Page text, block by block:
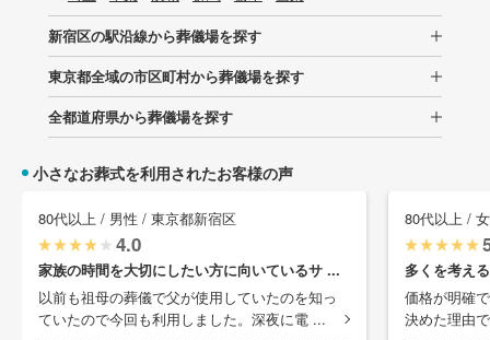
新宿区の駅沿線から葬儀場を探す
東京都全域の市区町村から葬儀場を探す
全都道府県から葬儀場を探す
小さなお葬式を利用されたお客様の声
80代以上 / 男性 / 東京都新宿区
4.0
家族の時間を大切にしたい方に向いているサ ...
以前も祖母の葬儀で父が使用していたのを知っ
ていたので今回も利用しました。深夜に電 ...
80代以上 /
多くを考え
価格が明確
決めた理由